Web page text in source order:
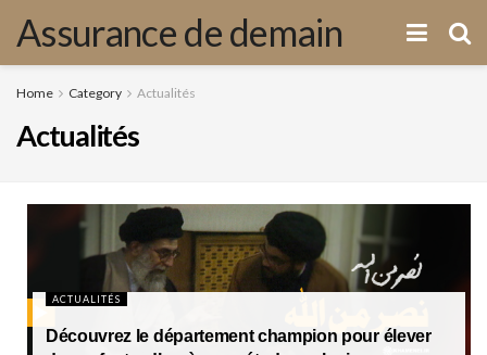
Assurance de demain
Home Category Actualités
Actualités
ACTUALITÉS
Découvrez le département champion pour élever